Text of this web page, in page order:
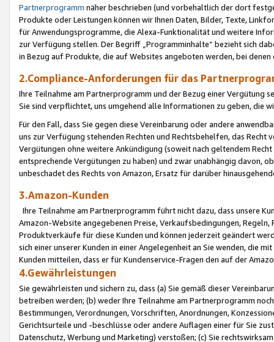
Partnerprogramm näher beschrieben (und vorbehaltlich der dort
Produkte oder Leistungen können wir Ihnen Daten, Bilder, Texte,
für Anwendungsprogramme, die Alexa-Funktionalität und weitere
zur Verfügung stellen. Der Begriff „Programminhalte“ bezieht sich
in Bezug auf Produkte, die auf Websites angeboten werden, bei
2.Compliance-Anforderungen für das
Ihre Teilnahme am Partnerprogramm und der Bezug einer Vergütung
Sie sind verpflichtet, uns umgehend alle Informationen zu geben, die
Für den Fall, dass Sie gegen diese Vereinbarung oder andere
uns zur Verfügung stehenden Rechten und Rechtsbehelfen, das
Vergütungen ohne weitere Ankündigung (soweit nach geltendem
entsprechende Vergütungen zu haben) und zwar unabhängig davon,
unbeschadet des Rechts von Amazon, Ersatz für darüber
3.Amazon-Kunden
Ihre Teilnahme am Partnerprogramm führt nicht dazu, dass unsere
Amazon-Website angegebenen Preise, Verkaufsbedingungen,
Produktverkäufe für diese Kunden und können jederzeit geändert
sich einer unserer Kunden in einer Angelegenheit an Sie wenden, die
Kunden mitteilen, dass er für Kundenservice-Fragen den auf der
4.Gewährleistungen
Sie gewährleisten und sichern zu, dass (a) Sie gemäß dieser
betreiben werden; (b) weder Ihre Teilnahme am Partnerprogramm
Bestimmungen, Verordnungen, Vorschriften, Anordnungen,
Gerichtsurteile und -beschlüsse oder andere Auflagen einer für Sie
Datenschutz, Werbung und Marketing) verstoßen; (c) Sie